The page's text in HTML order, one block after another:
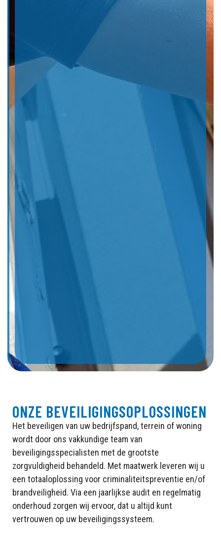
ONZE BEVEILIGINGSOPLOSSINGEN
Het beveiligen van uw bedrijfspand, terrein of woning
wordt door ons vakkundige team van
beveiligingsspecialisten met de grootste
zorgvuldigheid behandeld. Met maatwerk leveren wij u
een totaaloplossing voor criminaliteitspreventie en/of
brandveiligheid. Via een jaarlijkse audit en regelmatig
onderhoud zorgen wij ervoor, dat u altijd kunt
vertrouwen op uw beveiligingssysteem.